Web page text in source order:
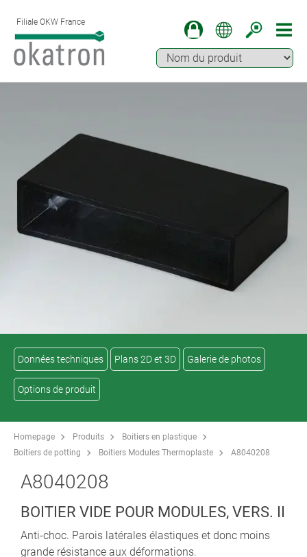
Filiale OKW France
Données techniques Plans 2D et 3D Galerie de photos
Options de produit
Homepage Produits
Boitiers en plastique
Boitiers de potting
Boitiers Modules Thermoplaste A8040208
A8040208
BOITIER VIDE POUR MODULES, VERS. II
Anti-choc. Parois latérales élastiques et donc moins
grande résistance aux déformations.